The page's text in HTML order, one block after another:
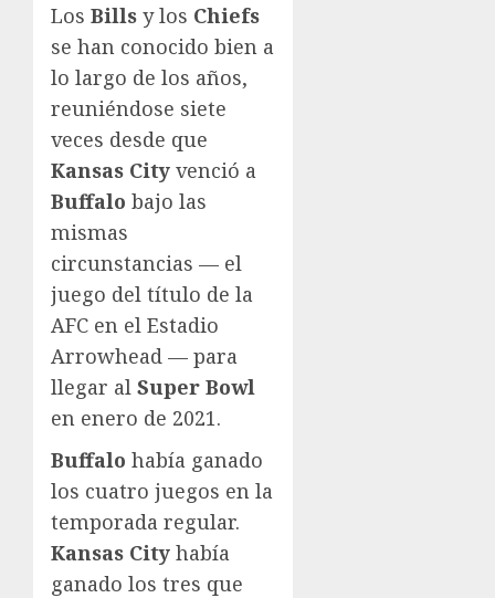
Los Bills y los Chiefs
se han conocido bien a
lo largo de los años,
reuniéndose siete
veces desde que
Kansas City venció a
Buffalo bajo las
mismas
circunstancias — el
juego del título de la
AFC en el Estadio
Arrowhead — para
llegar al Super Bowl
en enero de 2021.
Buffalo había ganado
los cuatro juegos en la
temporada regular.
Kansas City había
ganado los tres que